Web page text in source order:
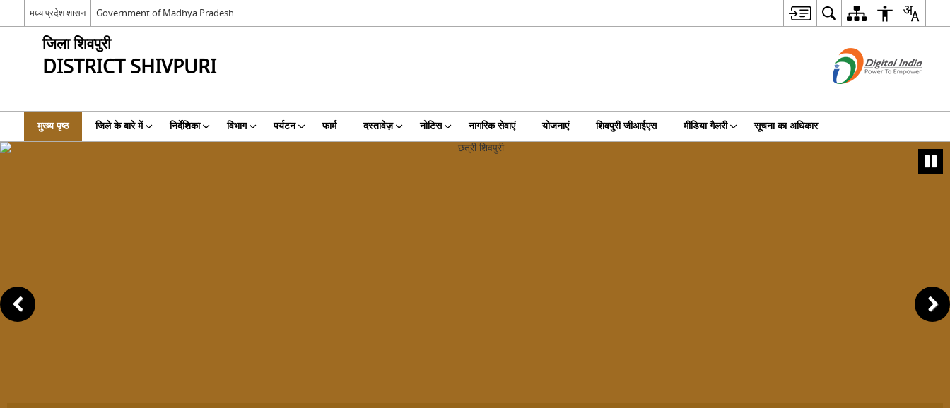
मध्य प्रदेश शासन Government of Madhya Pradesh
जिला शिवपुरी
DISTRICT SHIVPURI
मुख्य पृष्ठ जिले के बारे में निर्देशिका विभाग पर्यटन फार्म दस्तावेज़ नोटिस नागरिक सेवाएं योजनाएं शिवपुरी जीआईएस मीडिया गैलरी सूचना का अधिकार